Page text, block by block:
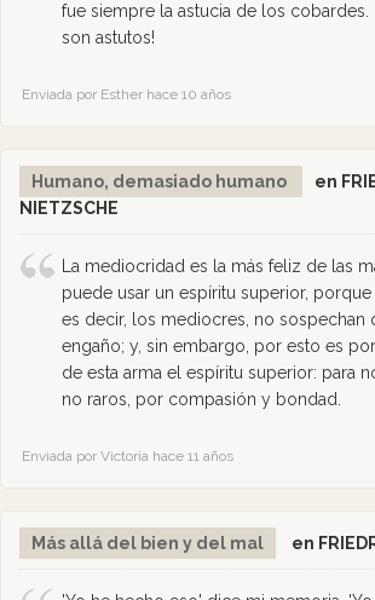
fue siempre la astucia de los cobardes.
son astutos!
Enviada por Esther hace 10 años
Humano, demasiado humano
en
NIETZSCHE
La mediocridad es la más feliz de las
puede usar un espíritu superior, porque
es decir, los mediocres, no sospechan
engaño; y, sin embargo, por esto es
de esta arma el espíritu superior: para
no raros, por compasión y bondad.
Enviada por Victoria hace 11 años
Más allá del bien y del mal en